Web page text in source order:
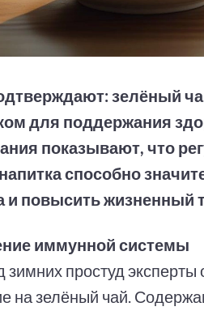
зелёный
для поддержания
показывают, что
способно
и повысить жизненный
иммунной системы
зимних простуд
на зелёный чай.